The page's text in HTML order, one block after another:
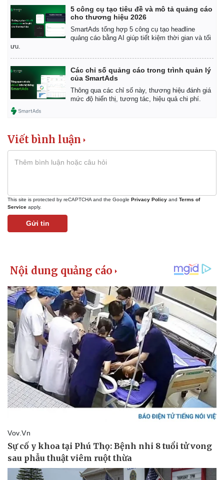
Kinh tế
5 công cụ tạo tiêu đề và mô tả quảng cáo
cho thương hiệu 2026
SmartAds tổng hợp 5 công cụ tạo headline
quảng cáo bằng AI giúp tiết kiệm thời gian và tối
ưu.
Các chỉ số quảng cáo trong trình quản lý
của SmartAds
Thông qua các chỉ số này, thương hiệu đánh giá
mức độ hiển thị, tương tác, hiệu quả chi phí.
Viết bình luận
This site is protected by reCAPTCHA and the Google Privacy Policy and Terms of
Service apply.
Gửi tin